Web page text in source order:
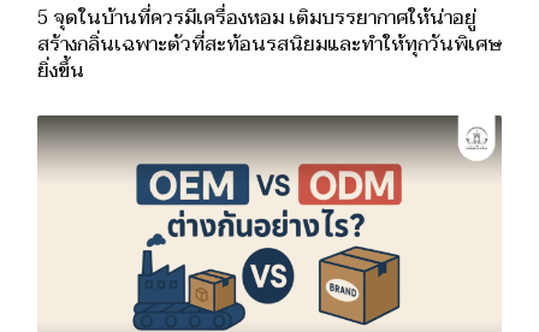
5 จุดในบ้านที่ควรมีเครื่องหอม เติมบรรยากาศให้น่าอยู่
สร้างกลิ่นเฉพาะตัวที่สะท้อนรสนิยมและทำให้ทุกวันพิเศษ
ยิ่งขึ้น